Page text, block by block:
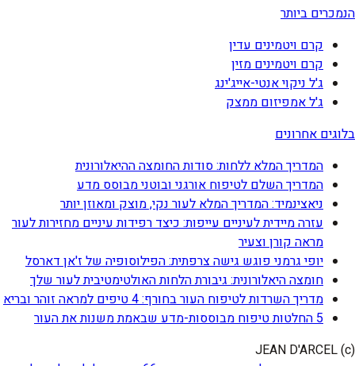
הנמכרים ביותר
קרם ויטמינים עדין
קרם ויטמינים מזין
ג'ל ניקוי אנטי-אייג'ינג
ג'ל אמפיזום ממצק
בלוגים אחרונים
המדריך המלא ללחות: סודות החומצה ההיאלורונית
המדריך השלם לטיפוח אורגני ובוטני מבוסס מדע
ניאצינמיד: המדריך המלא לעור נקי, מוצק ומאוזן יותר
עזרה מיידית לעיניים עייפות: כיצד רפידות עיניים מחזירות לעור
מראה קורן וצעיר
יופי גרמני פוגש גישה צרפתית: הפילוסופיה של ז'אן דארסל
חומצה היאלורונית: גיבורת הלחות האולטימטיבית לעור שלך
מדריך השרדות לטיפוח העור בחורף: 4 טיפים למראה זוהר ובריא
5 החלטות טיפוח מבוססות-מדע שבאמת משנות את העור
(c) JEAN D'ARCEL